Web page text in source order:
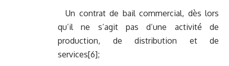
Un contrat de bail commercial, dès lors
qu’il ne s’agit pas d’une activité de
production, de distribution et de
services[6];